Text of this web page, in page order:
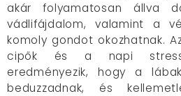
akár folyamatosan állva
vádlifájdalom, valamint a
komoly gondot okozhatnak.
cipők és a napi
eredményezik, hogy a
beduzzadnak, és